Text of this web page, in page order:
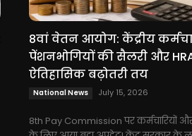
8वां वेतन आयोग: केंद्रीय
पेंशनभोगियों की सैलरी और
ऐतिहासिक बढ़ोतरी तय
National News July 15, 2026
8th Pay Commission पर कर्मचारियों